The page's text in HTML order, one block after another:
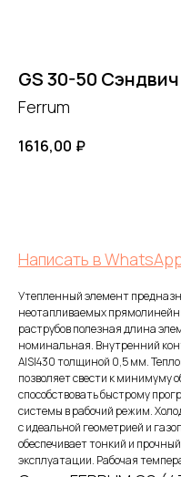
GS 30-50
Ferrum
1616,00 ₽
Написать в
Утепленный элемент
неотапливаемых
раструбов полезная длина
номинальная. Внутренний
AISI430 толщиной 0,5 мм.
позволяет свести к минимуму
способствовать быстрому
системы в рабочий режим.
с идеальной геометрией и
обеспечивает тонкий и
эксплуатации. Рабочая
FERRUM
Оставьте
и получите